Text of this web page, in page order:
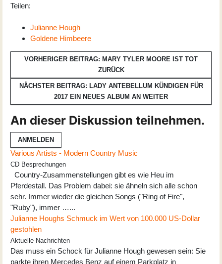
Teilen:
Julianne Hough
Goldene Himbeere
VORHERIGER BEITRAG: MARY TYLER MOORE IST TOT
ZURÜCK
NÄCHSTER BEITRAG: LADY ANTEBELLUM KÜNDIGEN FÜR
2017 EIN NEUES ALBUM AN WEITER
An dieser Diskussion teilnehmen.
ANMELDEN
Various Artists - Modern Country Music
CD Besprechungen
Country-Zusammenstellungen gibt es wie Heu im
Pferdestall. Das Problem dabei: sie ähneln sich alle schon
sehr. Immer wieder die gleichen Songs ("Ring of Fire",
"Ruby"), immer …...
Julianne Houghs Schmuck im Wert von 100.000 US-Dollar
gestohlen
Aktuelle Nachrichten
Das muss ein Schock für Julianne Hough gewesen sein: Sie
parkte ihren Mercedes Benz auf einem Parkplatz in